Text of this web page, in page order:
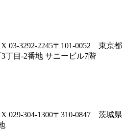
03-3292-2245〒101-0052 東京都
丁目-2番地 サニービル7階
029-304-1300〒310-0847 茨城県